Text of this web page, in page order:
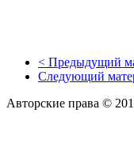
< Предыдущий
Следующий
Авторские права ©